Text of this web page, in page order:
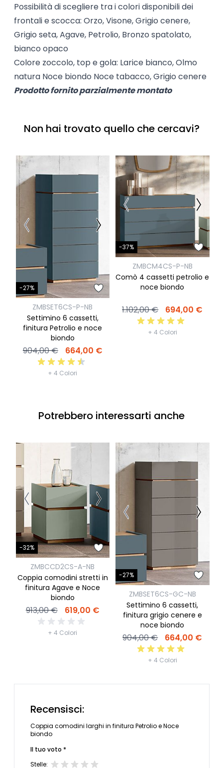
Possibilità di scegliere tra i colori disponibili dei
frontali e scocca: Orzo, Visone, Grigio cenere,
Grigio seta, Agave, Petrolio, Bronzo spatolato,
bianco opaco
Colore zoccolo, top e gola: Larice bianco, Olmo
natura Noce biondo Noce tabacco, Grigio cenere
Prodotto fornito parzialmente montato
Non hai trovato quello che cercavi?
-27%
ZMBSET6CS-P-NB
Settimino 6 cassetti,
finitura Petrolio e noce
biondo
904,00 € 664,00 €
+ 4 Colori
-37%
ZMBCM4CS-P-NB
Comò 4 cassetti petrolio e
noce biondo
1.102,00 € 694,00 €
+ 4 Colori
Potrebbero interessarti anche
-32%
ZMBCCD2CS-A-NB
Coppia comodini stretti in
finitura Agave e Noce
biondo
913,00 € 619,00 €
+ 4 Colori
-27%
ZMBSET6CS-GC-NB
Settimino 6 cassetti,
finitura grigio cenere e
noce biondo
904,00 € 664,00 €
+ 4 Colori
Recensisci:
Coppia comodini larghi in finitura Petrolio e Noce
biondo
Il tuo voto *
Stelle: